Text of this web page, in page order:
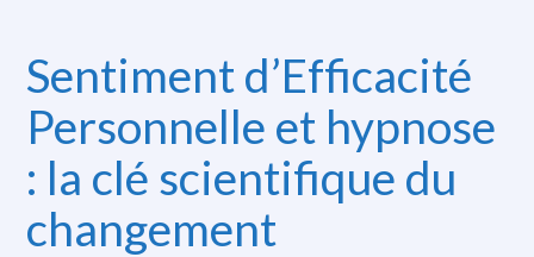
Sentiment d’Efficacité
Personnelle et hypnose
: la clé scientifique du
changement